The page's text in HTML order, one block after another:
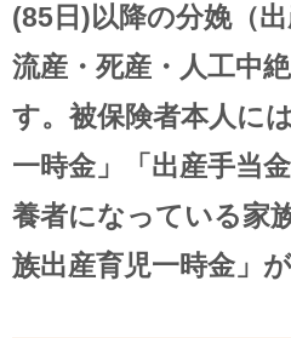
(85日)以降の分娩（出
流産・死産・人工中
す。被保険者本人に
一時金」「出産手当
養者になっている家
族出産育児一時金」